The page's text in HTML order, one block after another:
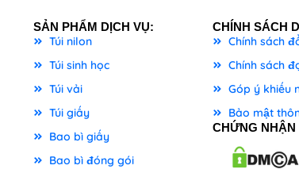
SẢN PHẨM DỊCH VỤ:
Túi nilon
Túi sinh học
Túi vải
Túi giấy
Bao bì giấy
Bao bì đóng gói
CHÍNH SÁCH
Chính sách
Chính sách
Góp ý khiếu
Bảo mật
CHỨNG NHẬN